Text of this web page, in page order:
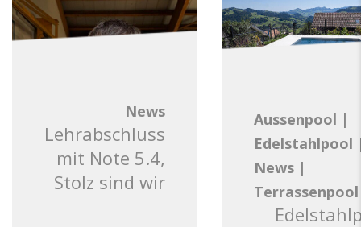
News
Lehrabschluss
mit Note 5.4,
Stolz sind wir
Aussenpool |
Edelstahlpool
News |
Terrassenpool